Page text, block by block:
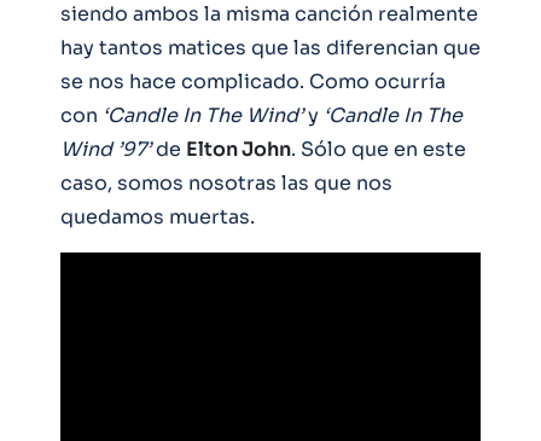
siendo ambos la misma canción realmente
hay tantos matices que las diferencian que
se nos hace complicado. Como ocurría
con ‘Candle In The Wind’y ‘Candle In The
Wind ’97’de Elton John. Sólo que en este
caso, somos nosotras las que nos
quedamos muertas.